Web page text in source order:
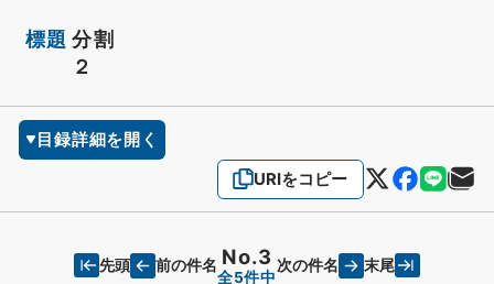
標題 分割
２
目録詳細を開く
URIをコピー
先頭 前の件名 No.3
全5件中
次の件名 末尾